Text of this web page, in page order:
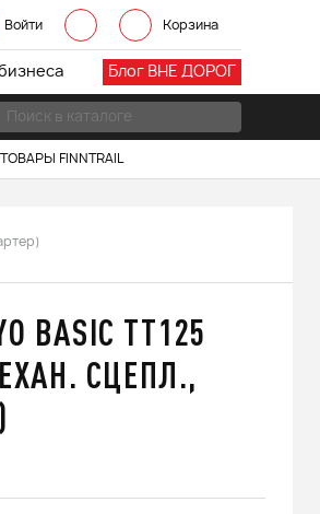
Войти Корзина
Блог ВНЕ ДОРОГ
FINNTRAIL
BASIC TT125
СЦЕПЛ.,